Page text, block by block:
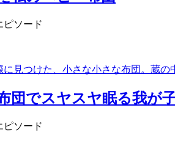
ピソード
に見つけた、小さな小さな布団。蔵
団でスヤスヤ眠る我が
ピソード